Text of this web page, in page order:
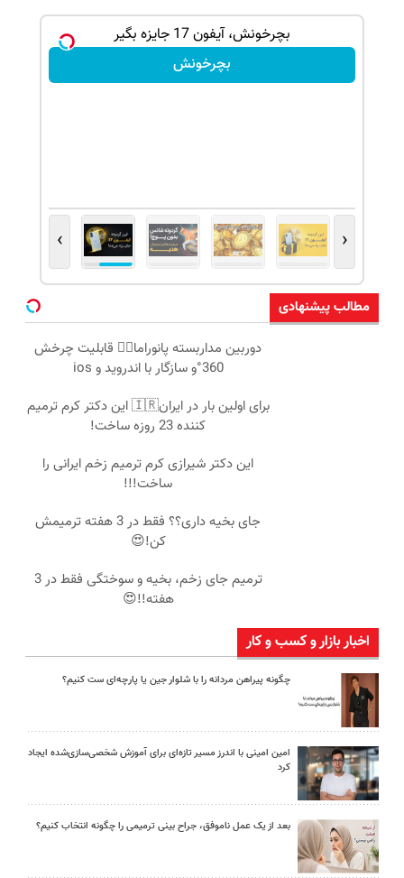
بچرخونش، آیفون 17 جایزه بگیر
بچرخونش
‹
›
مطالب پیشنهادی
دوربین مداربسته پانوراما👈🏻 قابلیت چرخش
360°و سازگار با اندروید و ios
برای اولین بار در ایران🇮🇷 این دکتر کرم ترمیم
کننده 23 روزه ساخت!
این دکتر شیرازی کرم ترمیم زخم ایرانی را
ساخت!!!
جای بخیه داری؟؟ فقط در 3 هفته ترمیمش
کن!😍
ترمیم جای زخم، بخیه و سوختگی فقط در 3
هفته!!😍
اخبار بازار و کسب و کار
چگونه پیراهن مردانه را با شلوار جین یا پارچه‌ای ست کنیم؟
امین امینی با اندرز مسیر تازه‌ای برای آموزش شخصی‌سازی‌شده ایجاد
کرد
بعد از یک عمل ناموفق، جراح بینی ترمیمی را چگونه انتخاب کنیم؟